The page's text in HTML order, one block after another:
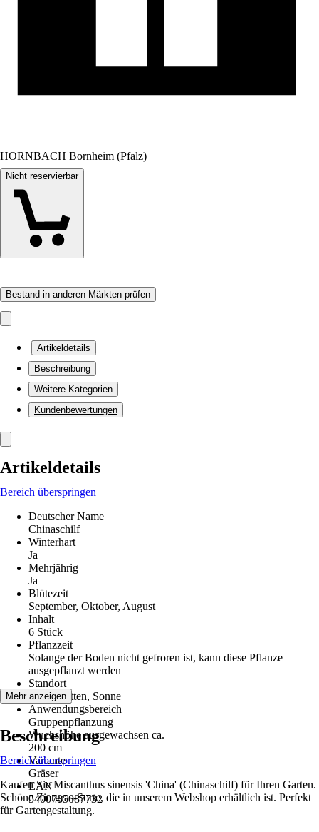
HORNBACH Bornheim (Pfalz)
Nicht reservierbar
Bestand in anderen Märkten prüfen
Artikeldetails
Beschreibung
Weitere Kategorien
Kundenbewertungen
Artikeldetails
Bereich überspringen
Deutscher Name
Chinaschilf
Winterhart
Ja
Mehrjährig
Ja
Blütezeit
September, Oktober, August
Inhalt
6 Stück
Pflanzzeit
Solange der Boden nicht gefroren ist, kann diese Pflanze
ausgepflanzt werden
Standort
Halbschatten, Sonne
Anwendungsbereich
Gruppenpflanzung
Wuchshöhe ausgewachsen ca.
200 cm
Variante
Gräser
EAN
5400785087732
Mehr anzeigen
Beschreibung
Bereich überspringen
Kaufen Sie Miscanthus sinensis 'China' (Chinaschilf) für Ihren Garten.
Schöne Ziergras-Sorte, die in unserem Webshop erhältlich ist. Perfekt
für Gartengestaltung.